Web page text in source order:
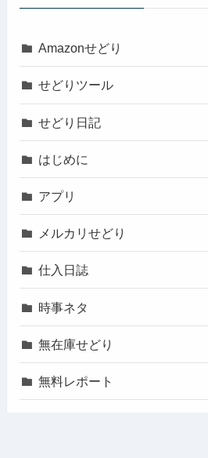
Amazonせどり
せどりツール
せどり日記
はじめに
アプリ
メルカリせどり
仕入日誌
時事ネタ
無在庫せどり
無料レポート